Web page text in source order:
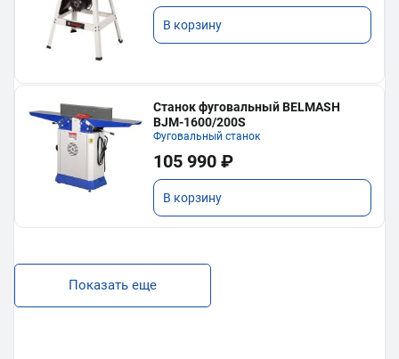
В корзину
Станок фуговальный BELMASH
BJM-1600/200S
Фуговальный станок
105 990 ₽
В корзину
Показать еще